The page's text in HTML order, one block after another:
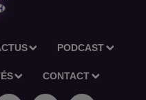
PODCAST
CONTACT